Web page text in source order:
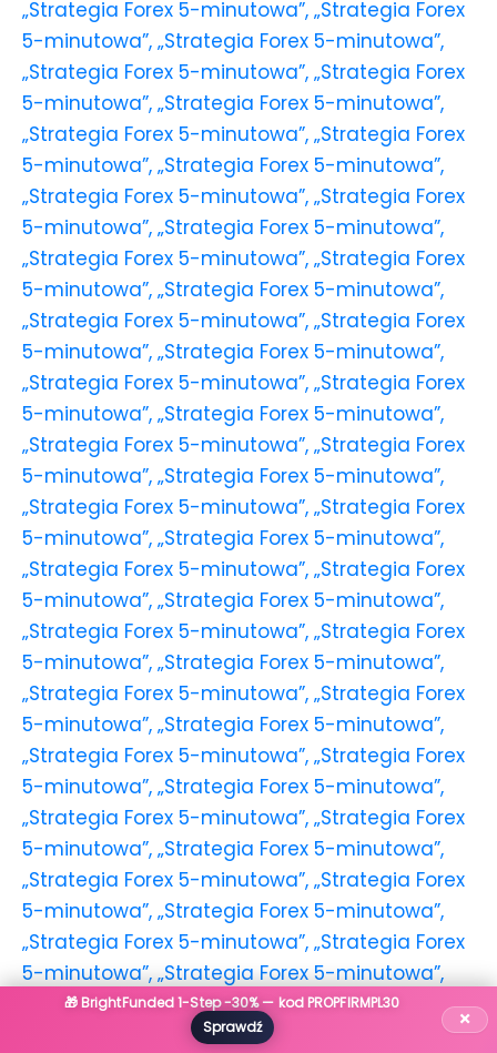
🎁 BrightFunded 1-Step -30% — kod PROPFIRMPL30
Sprawdź
×